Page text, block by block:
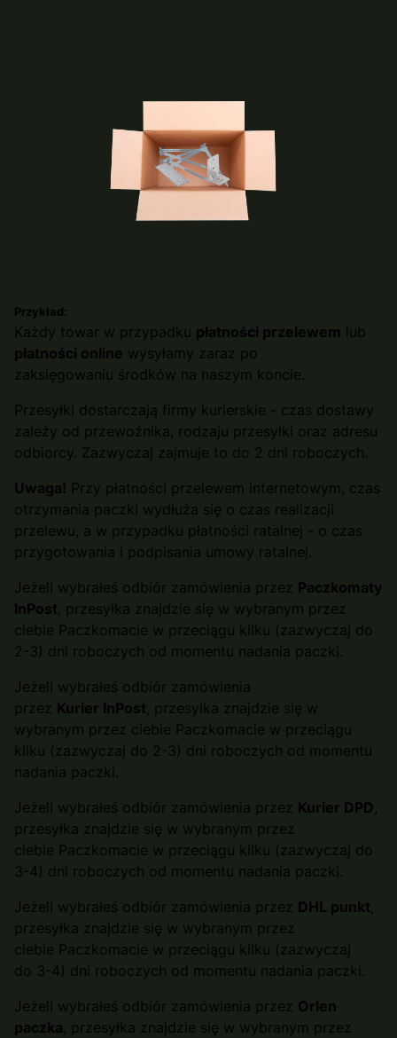
Przykład:
Każdy towar w przypadku płatności przelewem lub
płatności online wysyłamy zaraz po
zaksięgowaniu środków na naszym koncie.
Przesyłki dostarczają firmy kurierskie - czas dostawy
zależy od przewoźnika, rodzaju przesyłki oraz adresu
odbiorcy. Zazwyczaj zajmuje to do 2 dni roboczych.
Uwaga! Przy płatności przelewem internetowym, czas
otrzymania paczki wydłuża się o czas realizacji
przelewu, a w przypadku płatności ratalnej - o czas
przygotowania i podpisania umowy ratalnej.
Jeżeli wybrałeś odbiór zamówienia przez Paczkomaty
InPost , przesyłka znajdzie się w wybranym przez
ciebie Paczkomacie w przeciągu kilku (zazwyczaj do
2-3) dni roboczych od momentu nadania paczki.
Jeżeli wybrałeś odbiór zamówienia
przez Kurier InPost , przesyłka znajdzie się w
wybranym przez ciebie Paczkomacie w przeciągu
kilku (zazwyczaj do 2-3) dni roboczych od momentu
nadania paczki.
Jeżeli wybrałeś odbiór zamówienia przez Kurier DPD
przesyłka znajdzie się w wybranym przez
ciebie Paczkomacie w przeciągu kilku (zazwyczaj do
3-4) dni roboczych od momentu nadania paczki.
Jeżeli wybrałeś odbiór zamówienia przez DHL punkt
przesyłka znajdzie się w wybranym przez
ciebie Paczkomacie w przeciągu kilku (zazwyczaj
do 3-4) dni roboczych od momentu nadania paczki.
Jeżeli wybrałeś odbiór zamówienia przez Orlen
paczka , przesyłka znajdzie się w wybranym przez